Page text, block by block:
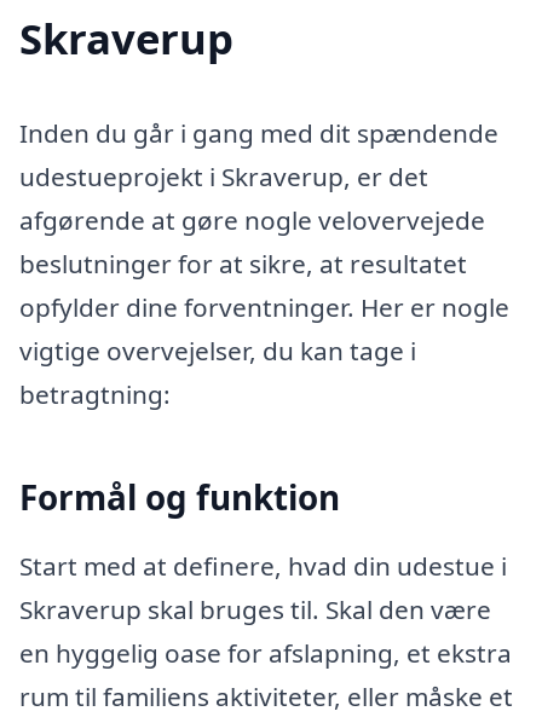
Skraverup
Inden du går i gang med dit spændende
udestueprojekt i Skraverup, er det
afgørende at gøre nogle velovervejede
beslutninger for at sikre, at resultatet
opfylder dine forventninger. Her er nogle
vigtige overvejelser, du kan tage i
betragtning:
Formål og funktion
Start med at definere, hvad din udestue i
Skraverup skal bruges til. Skal den være
en hyggelig oase for afslapning, et ekstra
rum til familiens aktiviteter, eller måske et